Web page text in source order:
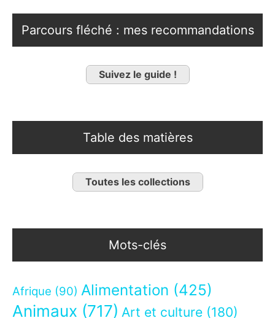
Parcours fléché : mes recommandations
Suivez le guide !
Table des matières
Toutes les collections
Mots-clés
Afrique (90) Alimentation (425)
Animaux (717) Art et culture (180)